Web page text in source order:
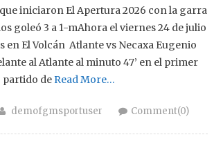
iniciaron El Apertura 2026 con la garra
goleó 3 a 1-mAhora el viernes 24 de julio
en El Volcán Atlante vs Necaxa Eugenio
al Atlante al minuto 47’ en el primer
partido de Read More…
Author
demofgmsportuser Comment(0)